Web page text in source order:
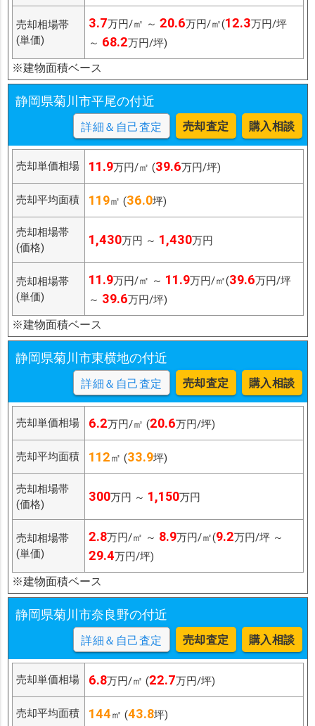
売却相場帯
(単価)
3.7万円/㎡ ～ 20.6万円/㎡(12.3万円/坪
～ 68.2万円/坪)
※建物面積ベース
静岡県菊川市平尾の付近
詳細＆自己査定 売却査定 購入相談
売却単価相場 11.9万円/㎡ (39.6万円/坪)
売却平均面積 119㎡ (36.0坪)
売却相場帯
(価格)
1,430万円 ～ 1,430万円
売却相場帯
(単価)
11.9万円/㎡ ～ 11.9万円/㎡(39.6万円/坪
～ 39.6万円/坪)
※建物面積ベース
静岡県菊川市東横地の付近
詳細＆自己査定 売却査定 購入相談
売却単価相場 6.2万円/㎡ (20.6万円/坪)
売却平均面積 112㎡ (33.9坪)
売却相場帯
(価格)
300万円 ～ 1,150万円
売却相場帯
(単価)
2.8万円/㎡ ～ 8.9万円/㎡(9.2万円/坪 ～
29.4万円/坪)
※建物面積ベース
静岡県菊川市奈良野の付近
詳細＆自己査定 売却査定 購入相談
売却単価相場 6.8万円/㎡ (22.7万円/坪)
売却平均面積 144㎡ (43.8坪)